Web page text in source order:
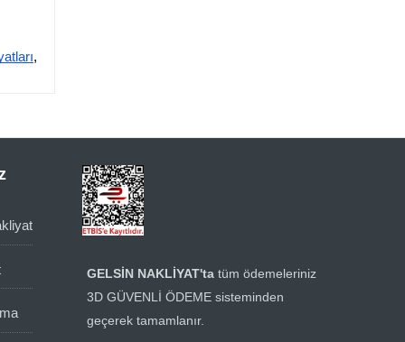
,
GELSİN NAKLİYAT'ta tüm ödemeleriniz
3D GÜVENLİ ÖDEME sisteminden
geçerek tamamlanır.